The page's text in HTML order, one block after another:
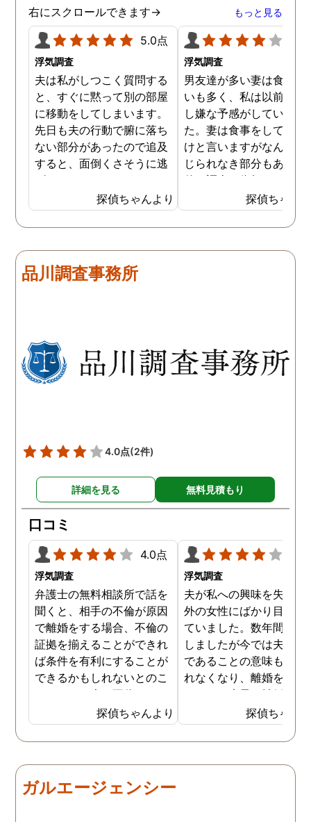
ましたが、真実を知るこ
ができて良かったです。
右にスクロールできます→ もっと見る
5.0点
浮気調査
夫は私がしつこく質問する
と、すぐに黙って別の部屋
に移動をしてしまいます。
先日も夫の行動で腑に落ち
ない部分があったので追及
すると、面倒くさそうに逃
げてしまいました。そこで
探偵に夫の行動について調
査をしてもらうと、やはり
私の想像通り女と頻繁に会
た。さらに探偵が入手した
証拠から二人が肉体関係を
私が夫を疑うだけでは夫の
不倫の実態を知ることがで
きませんでしたので、真相
探偵ちゃんより
浮気調査
男友達が多い妻は食事の
いも多く、私は以前から
し嫌な予感がしていまし
た。妻は食事をしている
けと言いますがなんとも
じられなき部分もあり、
偵に調査を依頼しました
妻は定期的に男友達と食
に出かけているため、調
日は簡単に決めることが
果、妻が男友達と食事だ
した。想像以上に妻の浮
の状態が酷かったので、
然としてしまいました。
探偵ちゃん
品川調査事務所
4.0点(2件)
詳細を見る 無料見積もり
口コミ
4.0点
浮気調査
弁護士の無料相談所で話を
聞くと、相手の不倫が原因
で離婚をする場合、不倫の
証拠を揃えることができれ
ば条件を有利にすることが
できるかもしれないとのこ
とでした。夫が不倫をして
いるのは確実なのですが、
私の証言だけでは効力が弱
いようです。弁護士のアド
の証拠を集めてもらうこと
にしました。夫は私への関
探偵ちゃんより
浮気調査
夫が私への興味を失くし
外の女性にばかり目を向
ていました。数年間は我
しましたが今では夫と夫
であることの意味も感じ
れなくなり、離婚を決意
ました。素早く離婚を成
させるためには夫の不倫
証拠を手に入れることが
っ取り早く、探偵に調査
行動パターンを伝え、予
探偵ちゃん
ガルエージェンシー